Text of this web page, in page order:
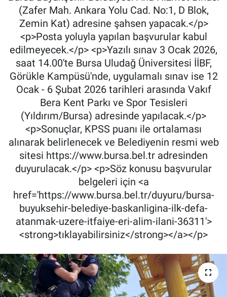
(Zafer Mah. Ankara Yolu Cad. No:1, D Blok,
Zemin Kat) adresine şahsen yapacak.</p>
<p>Posta yoluyla yapılan başvurular kabul
edilmeyecek.</p> <p>Yazılı sınav 3 Ocak 2026,
saat 14.00'te Bursa Uludağ Üniversitesi İİBF,
Görükle Kampüsü'nde, uygulamalı sınav ise 12
Ocak - 6 Şubat 2026 tarihleri arasında Vakıf
Bera Kent Parkı ve Spor Tesisleri
(Yıldırım/Bursa) adresinde yapılacak.</p>
<p>Sonuçlar, KPSS puanı ile ortalaması
alınarak belirlenecek ve Belediyenin resmi web
sitesi https://www.bursa.bel.tr adresinden
duyurulacak.</p> <p>Söz konusu başvurular
belgeleri için <a
href='https://www.bursa.bel.tr/duyuru/bursa-
buyuksehir-belediye-baskanligina-ilk-defa-
atanmak-uzere-itfaiye-eri-alim-ilani-36311'>
<strong>tıklayabilirsiniz</strong></a></p>